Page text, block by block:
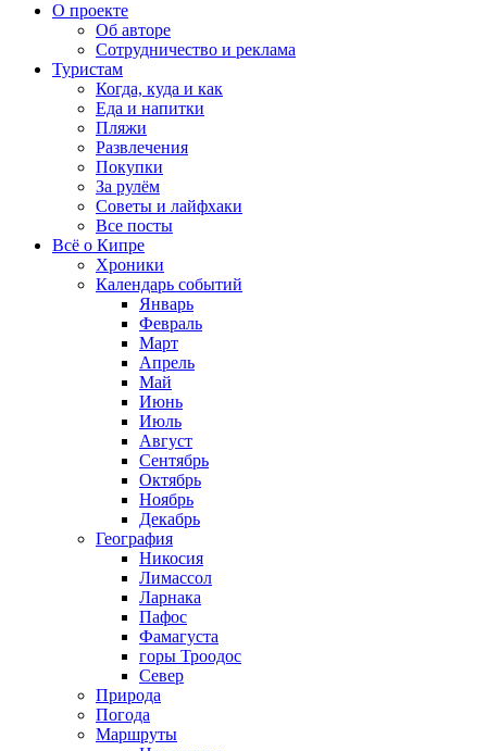
О проекте
Об авторе
Сотрудничество и реклама
Туристам
Когда, куда и как
Еда и напитки
Пляжи
Развлечения
Покупки
За рулём
Советы и лайфхаки
Все посты
Всё о Кипре
Хроники
Календарь событий
Январь
Февраль
Март
Апрель
Май
Июнь
Июль
Август
Сентябрь
Октябрь
Ноябрь
Декабрь
География
Никосия
Лимассол
Ларнака
Пафос
Фамагуста
горы Троодос
Север
Природа
Погода
Маршруты